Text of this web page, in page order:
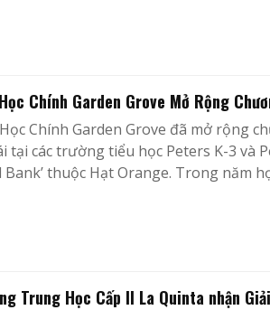
Chính Garden Grove Mở Rộng
Chính Garden Grove đã mở rộng
tại các trường tiểu học Peters K-3 và
Bank’ thuộc Hạt Orange. Trong năm
Trung Học Cấp II La Quinta nhận